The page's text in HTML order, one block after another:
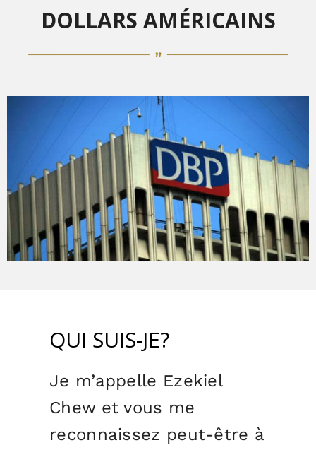
DOLLARS AMÉRICAINS
QUI SUIS-JE?
Je m’appelle Ezekiel
Chew et vous me
reconnaissez peut-être à